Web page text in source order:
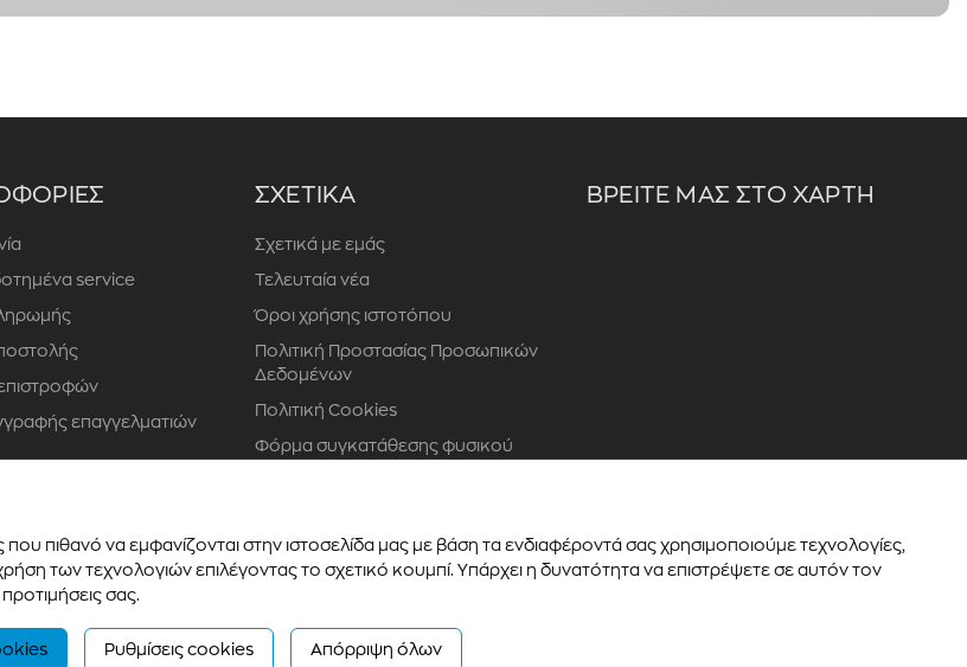
service
επιστροφών
επαγγελματιών
ΣΧΕΤΙΚΑ
Σχετικά με εμάς
Τελευταία νέα
Όροι χρήσης ιστοτόπου
Πολιτική Προστασίας Προσωπικών
Δεδομένων
Πολιτική Cookies
Φόρμα συγκατάθεσης φυσικού
ΒΡΕΙΤΕ ΜΑΣ ΣΤΟ ΧΑΡΤΗ
πιθανό να εμφανίζονται στην ιστοσελίδα μας με βάση τα ενδιαφέροντά σας χρησιμοποιούμε τεχνολογίες,
των τεχνολογιών επιλέγοντας το σχετικό κουμπί. Υπάρχει η δυνατότητα να επιστρέψετε σε αυτόν τον
σας.
Ρυθμίσεις cookies Απόρριψη όλων